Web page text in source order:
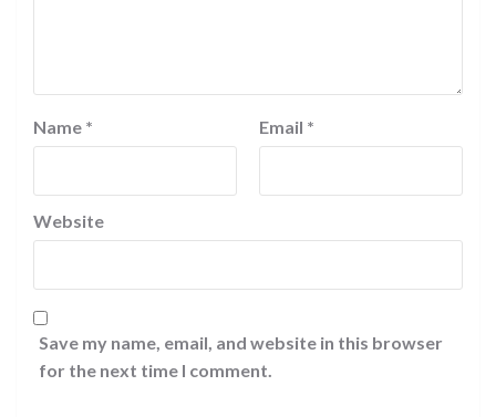
Name * Email *
Website
Save my name, email, and website in this browser
for the next time I comment.